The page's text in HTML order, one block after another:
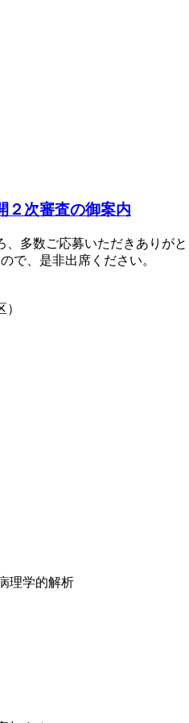
２次審査の御案内
多数ご応募いただきあり
で、是非出席ください。
理学的解析